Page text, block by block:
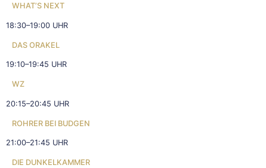
WHAT’S NEXT
18:30–19:00 UHR
DAS ORAKEL
19:10–19:45 UHR
WZ
20:15–20:45 UHR
ROHRER BEI BUDGEN
21:00–21:45 UHR
DIE DUNKELKAMMER